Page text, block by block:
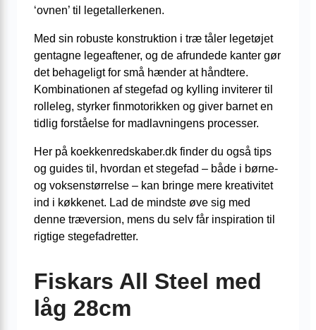
‘ovnen’ til legetallerkenen.
Med sin robuste konstruktion i træ tåler legetøjet
gentagne lege­aftener, og de afrundede kanter gør
det behageligt for små hænder at håndtere.
Kombinationen af stegefad og kylling inviterer til
rolleleg, styrker finmotorikken og giver barnet en
tidlig forståelse for madlavningens processer.
Her på koekkenredskaber.dk finder du også tips
og guides til, hvordan et stegefad – både i børne-
og voksenstørrelse – kan bringe mere kreativitet
ind i køkkenet. Lad de mindste øve sig med
denne træversion, mens du selv får inspiration til
rigtige stegefad­retter.
Fiskars All Steel med
låg 28cm